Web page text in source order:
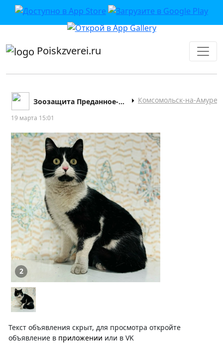
приложении или в VK">
Poiskzverei.ru
Зоозащита Преданное-Сердце Комсомольск-на-Амуре
19 марта 15:01
2
Текст объявления скрыт, для просмотра откройте
объявление в приложении или в VK